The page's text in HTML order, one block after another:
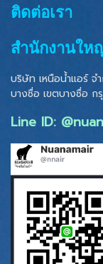
ติดต่อเรา
สำนักงานให
บริษัท เหนือน้ำแอร์
บางซื่อ เขตบางซื่อ ก
Line ID: